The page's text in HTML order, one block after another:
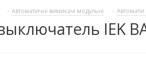
- Автоматичні вимикачі модульні - Автомати
IEK